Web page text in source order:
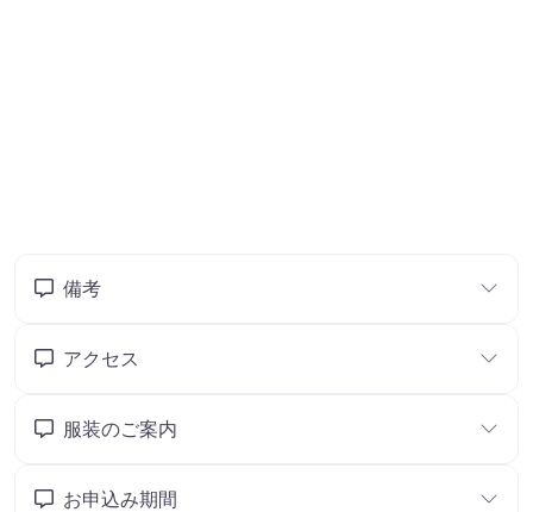
備考
アクセス
服装のご案内
お申込み期間